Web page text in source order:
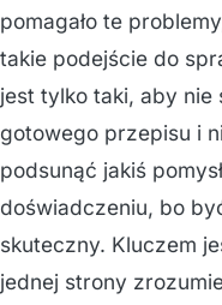
pomagało te
takie podejście do
jest tylko taki, aby nie
gotowego przepisu i
podsunąć jakiś
doświadczeniu, bo
skuteczny. Kluczem
jednej strony